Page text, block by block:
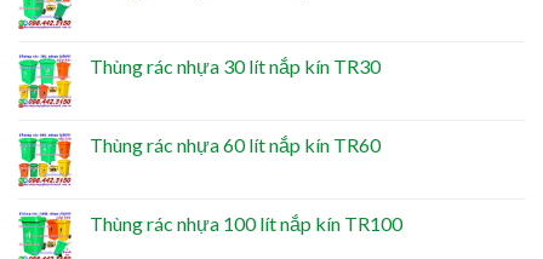
Thùng rác nhựa 30 lít nắp kín TR30
Thùng rác nhựa 60 lít nắp kín TR60
Thùng rác nhựa 100 lít nắp kín TR100